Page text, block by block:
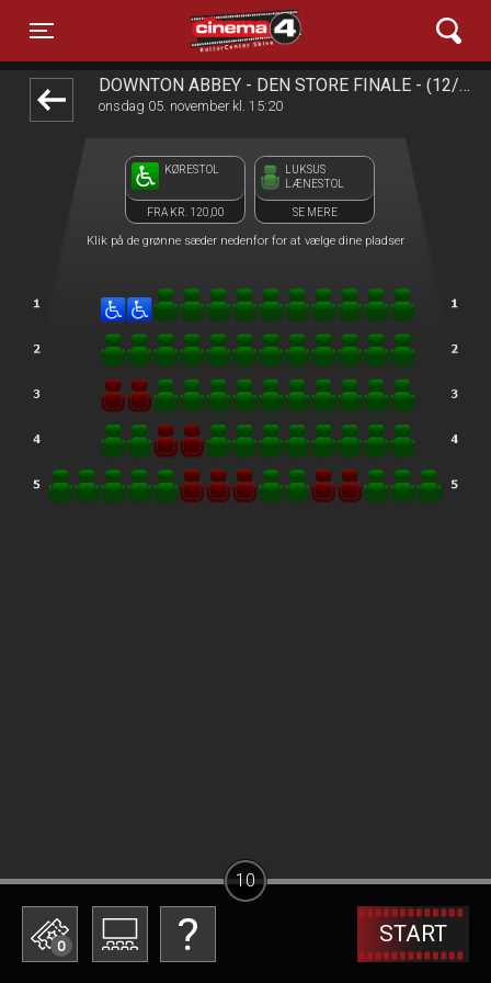
Toggle navigation
Cinema4
DOWNTON ABBEY - DEN STORE FINALE - (12/11 SIDSTE DAG)
onsdag 05. november kl. 15:20
KØRESTOL
FRA KR. 120,00
LUKSUS
LÆNESTOL
SE MERE
Klik på de grønne sæder nedenfor for at vælge dine pladser
0 START
10
front05-temp 070856